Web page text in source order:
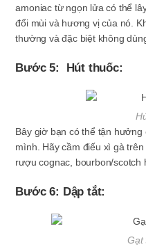
amoniac từ ngọn lửa có thể
đổi mùi và hương vị của nó.
thường và đặc biệt không
Bước 5: Hút thuốc:
Bây giờ bạn có thể tận
mình. Hãy cầm điếu xì gà
rượu cognac, bourbon/scotch
Bước 6: Dập tắt:
Gạt